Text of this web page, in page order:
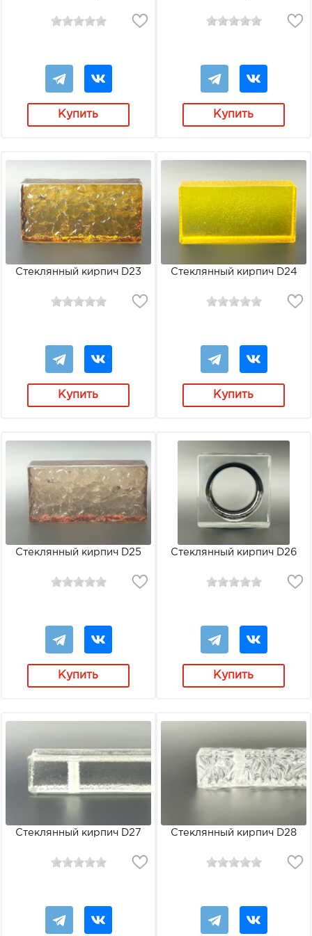
Купить Купить
Стеклянный кирпич D23
Купить
Стеклянный кирпич D24
Купить
Стеклянный кирпич D25
Купить
Стеклянный кирпич D26
Купить
Стеклянный кирпич D27 Стеклянный кирпич D28